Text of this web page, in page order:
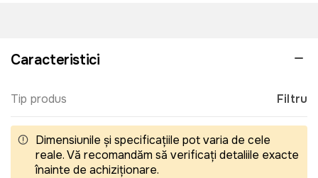
Caracteristici
Tip produs Filtru
Dimensiunile și specificațiile pot varia de cele
reale. Vă recomandăm să verificați detaliile exacte
înainte de achiziționare.